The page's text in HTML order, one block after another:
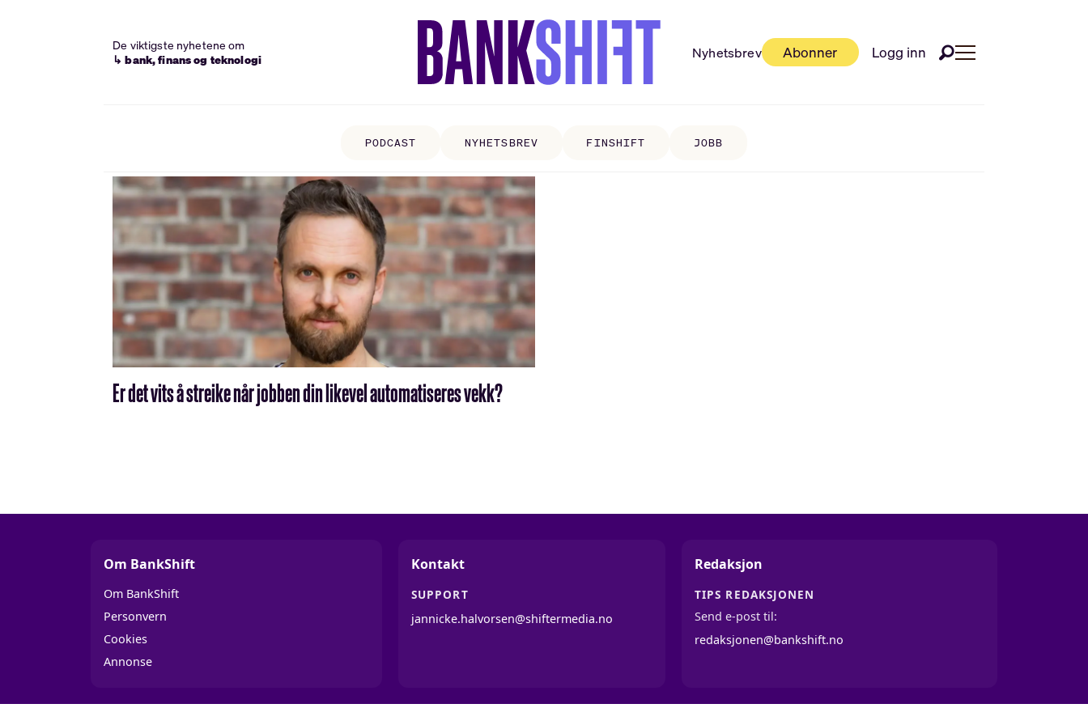
De viktigste nyhetene om
↳ bank, finans og teknologi
Nyhetsbrev Abonner Logg inn
PODCAST NYHETSBREV FINSHIFT JOBB
streikerett
Er det vits å streike når jobben din likevel automatiseres vekk?
Om BankShift
Om BankShift
Personvern
Cookies
Annonse
Kontakt
SUPPORT
jannicke.halvorsen@shiftermedia.no
Redaksjon
TIPS REDAKSJONEN
Send e-post til:
redaksjonen@bankshift.no